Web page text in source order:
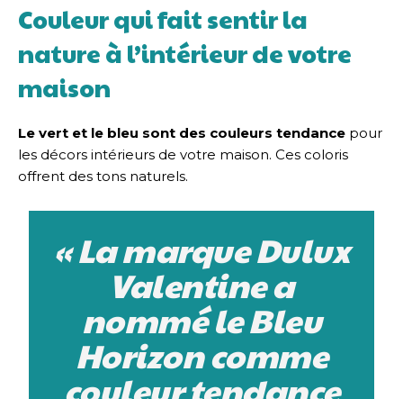
Couleur qui fait sentir la
nature à l’intérieur de votre
maison
Le vert et le bleu sont des couleurs tendance pour
les décors intérieurs de votre maison. Ces coloris
offrent des tons naturels.
« La marque Dulux
Valentine a
nommé le Bleu
Horizon comme
couleur tendance